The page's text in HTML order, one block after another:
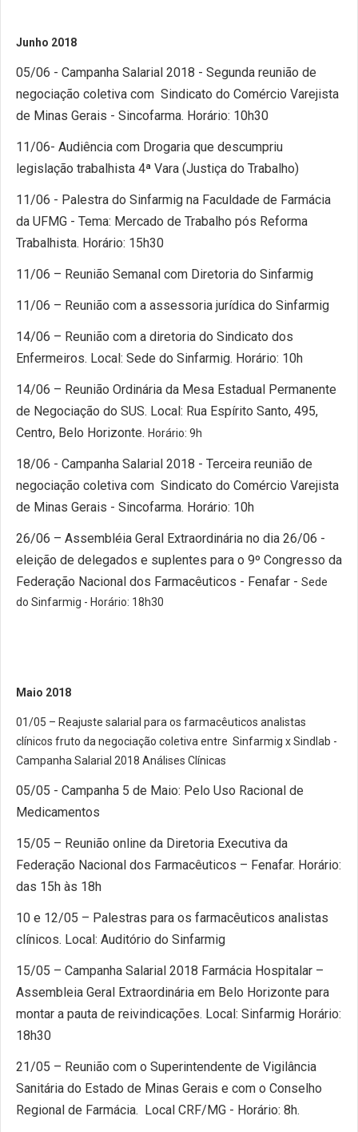
Junho 2018
05/06 - Campanha Salarial 2018 - Segunda reunião de
negociação coletiva com Sindicato do Comércio Varejista
de Minas Gerais - Sincofarma. Horário: 10h30
11/06- Audiência com Drogaria que descumpriu
legislação trabalhista 4ª Vara (Justiça do Trabalho)
11/06 - Palestra do Sinfarmig na Faculdade de Farmácia
da UFMG - Tema: Mercado de Trabalho pós Reforma
Trabalhista. Horário: 15h30
11/06 – Reunião Semanal com Diretoria do Sinfarmig
11/06 – Reunião com a assessoria jurídica do Sinfarmig
14/06 – Reunião com a diretoria do Sindicato dos
Enfermeiros. Local: Sede do Sinfarmig. Horário: 10h
14/06 – Reunião Ordinária da Mesa Estadual Permanente
de Negociação do SUS. Local: Rua Espírito Santo, 495,
Centro, Belo Horizonte. Horário: 9h
18/06 - Campanha Salarial 2018 - Terceira reunião de
negociação coletiva com Sindicato do Comércio Varejista
de Minas Gerais - Sincofarma. Horário: 10h
26/06 – Assembléia Geral Extraordinária no dia 26/06 -
eleição de delegados e suplentes para o 9º Congresso da
Federação Nacional dos Farmacêuticos - Fenafar - Sede
do Sinfarmig - Horário: 18h30
Maio 2018
01/05 – Reajuste salarial para os farmacêuticos analistas
clínicos fruto da negociação coletiva entre Sinfarmig x Sindlab -
Campanha Salarial 2018 Análises Clínicas
05/05 - Campanha 5 de Maio: Pelo Uso Racional de
Medicamentos
15/05 – Reunião online da Diretoria Executiva da
Federação Nacional dos Farmacêuticos – Fenafar. Horário:
das 15h às 18h
10 e 12/05 – Palestras para os farmacêuticos analistas
clínicos. Local: Auditório do Sinfarmig
15/05 – Campanha Salarial 2018 Farmácia Hospitalar –
Assembleia Geral Extraordinária em Belo Horizonte para
montar a pauta de reivindicações. Local: Sinfarmig Horário:
18h30
21/05 – Reunião com o Superintendente de Vigilância
Sanitária do Estado de Minas Gerais e com o Conselho
Regional de Farmácia. Local CRF/MG - Horário: 8h.